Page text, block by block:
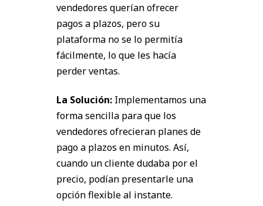
vendedores querían ofrecer
pagos a plazos, pero su
plataforma no se lo permitía
fácilmente, lo que les hacía
perder ventas.
La Solución: Implementamos una
forma sencilla para que los
vendedores ofrecieran planes de
pago a plazos en minutos. Así,
cuando un cliente dudaba por el
precio, podían presentarle una
opción flexible al instante.